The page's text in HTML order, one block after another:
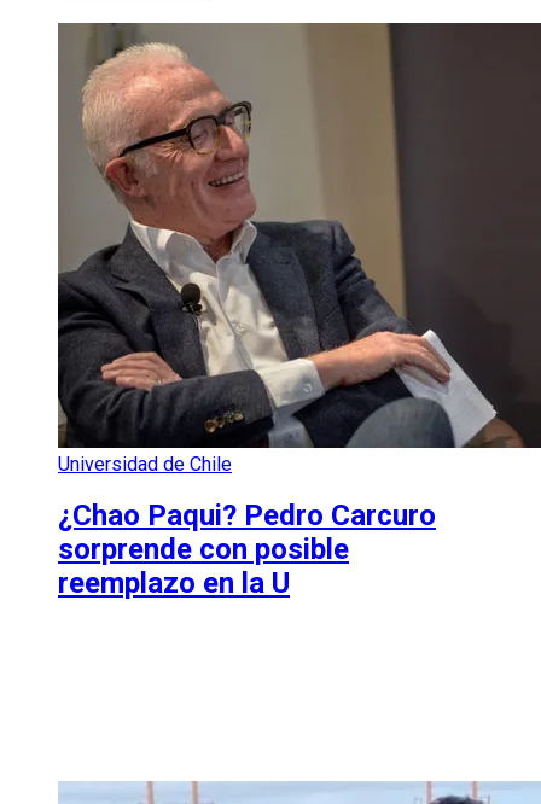
Universidad de Chile
¿Chao Paqui? Pedro Carcuro
sorprende con posible
reemplazo en la U